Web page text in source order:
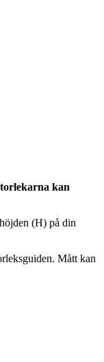
kan
(H) på din
Mått kan